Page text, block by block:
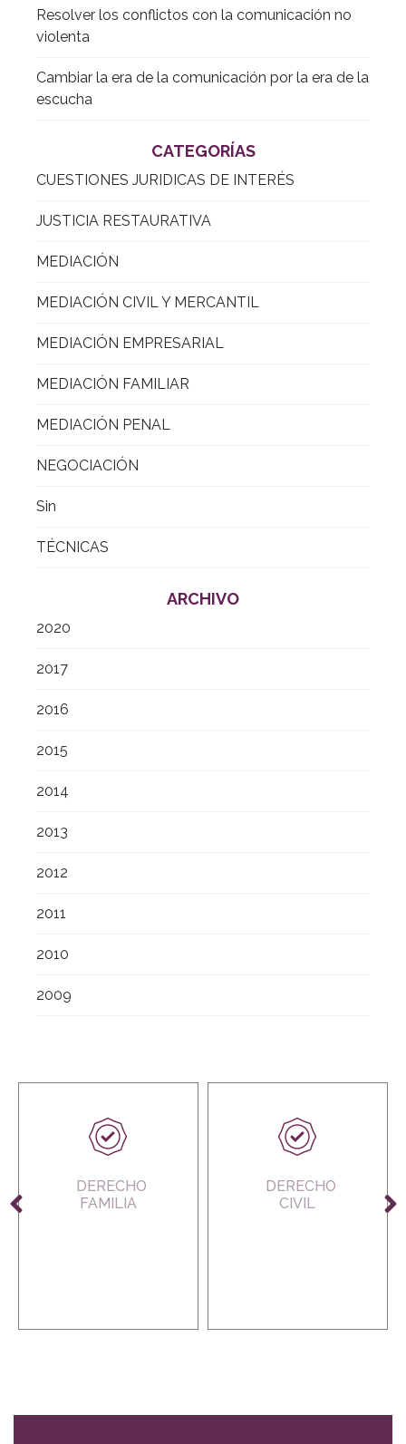
Resolver los conflictos con la comunicación no
violenta
Cambiar la era de la comunicación por la era de la
escucha
CATEGORÍAS
CUESTIONES JURIDICAS DE INTERÉS
JUSTICIA RESTAURATIVA
MEDIACIÓN
MEDIACIÓN CIVIL Y MERCANTIL
MEDIACIÓN EMPRESARIAL
MEDIACIÓN FAMILIAR
MEDIACIÓN PENAL
NEGOCIACIÓN
Sin
TÉCNICAS
ARCHIVO
2020
2017
2016
2015
2014
2013
2012
2011
2010
2009
DERECHO
FAMILIA
DERECHO
CIVIL